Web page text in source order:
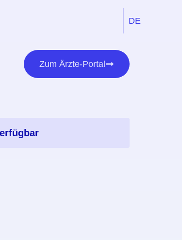
DE
EN
Zum Ärzte-Portal